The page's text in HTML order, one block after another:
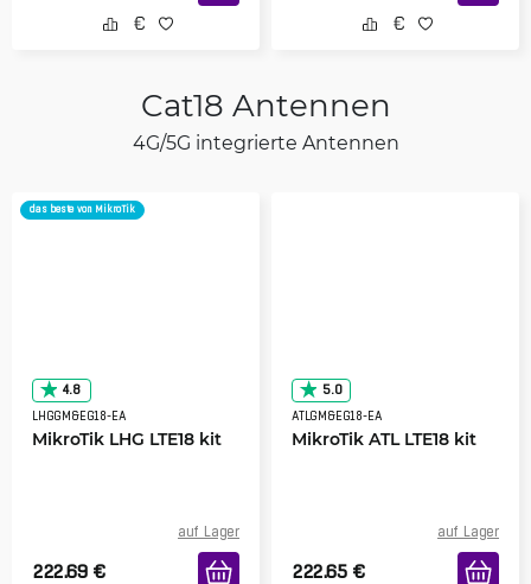
Cat18 Antennen
4G/5G integrierte Antennen
das beste von MikroTik
4.8
LHGGM&EG18-EA
MikroTik LHG LTE18 kit
auf Lager
222.69 €
5.0
ATLGM&EG18-EA
MikroTik ATL LTE18 kit
auf Lager
222.65 €